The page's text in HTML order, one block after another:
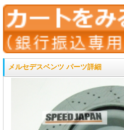
メルセデスベンツ パーツ詳細